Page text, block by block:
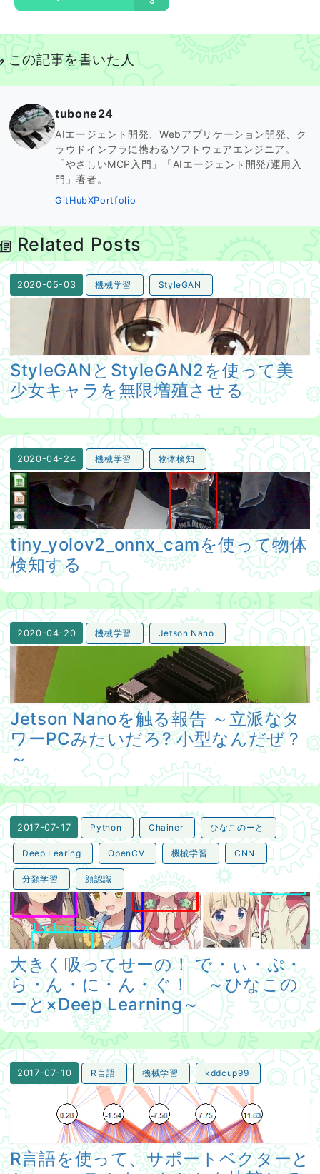
この記事を書いた人
tubone24
AIエージェント開発、Webアプリケーション開発、ク
ラウドインフラに携わるソフトウェアエンジニア。
「やさしいMCP入門」「AIエージェント開発/運用入
門」著者。
GitHubXPortfolio
Related Posts
2020-05-03 機械学習 StyleGAN
StyleGANとStyleGAN2を使って美少女キャラを無限増
StyleGANとStyleGAN2を使って美
少女キャラを無限増殖させる
2020-04-24 機械学習 物体検知
tiny_yolov2_onnx_camを使って物体検知する
tiny_yolov2_onnx_camを使って物体
検知する
2020-04-20 機械学習 Jetson Nano
Jetson Nanoを触る報告 ～立派なタワーPCみたいだろ?
Jetson Nanoを触る報告 ～立派なタ
ワーPCみたいだろ? 小型なんだぜ？
～
2017-07-17 Python Chainer ひなこのーと
Deep Learing OpenCV 機械学習 CNN
分類学習 顔認識
大きく吸ってせーの！ で・ぃ・ぷ・ら・ん・に・ん・
大きく吸ってせーの！ で・ぃ・ぷ・
ら・ん・に・ん・ぐ！ ～ひなこの
ーと×Deep Learning～
2017-07-10 R言語 機械学習 kddcup99
R言語を使って、サポートベクターとかニューラルネッ
R言語を使って、サポートベクターと